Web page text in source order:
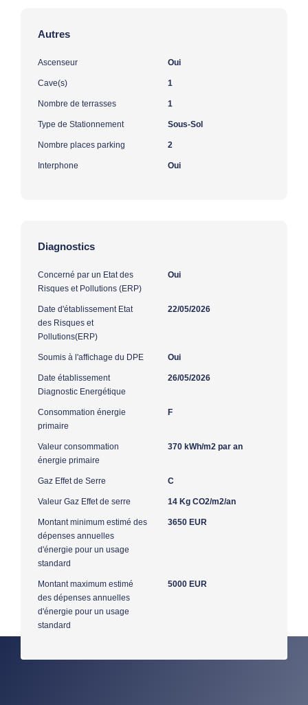
Autres
Ascenseur Oui
Cave(s) 1
Nombre de terrasses 1
Type de Stationnement Sous-Sol
Nombre places parking 2
Interphone Oui
Diagnostics
Concerné par un Etat des
Risques et Pollutions (ERP)
Oui
Date d'établissement Etat
des Risques et
Pollutions(ERP)
22/05/2026
Soumis à l'affichage du DPE Oui
Date établissement
Diagnostic Energétique
26/05/2026
Consommation énergie
primaire
F
Valeur consommation
énergie primaire
370 kWh/m2 par an
Gaz Effet de Serre C
Valeur Gaz Effet de serre 14 Kg CO2/m2/an
Montant minimum estimé des
dépenses annuelles
d'énergie pour un usage
standard
3650 EUR
Montant maximum estimé
des dépenses annuelles
d'énergie pour un usage
standard
5000 EUR